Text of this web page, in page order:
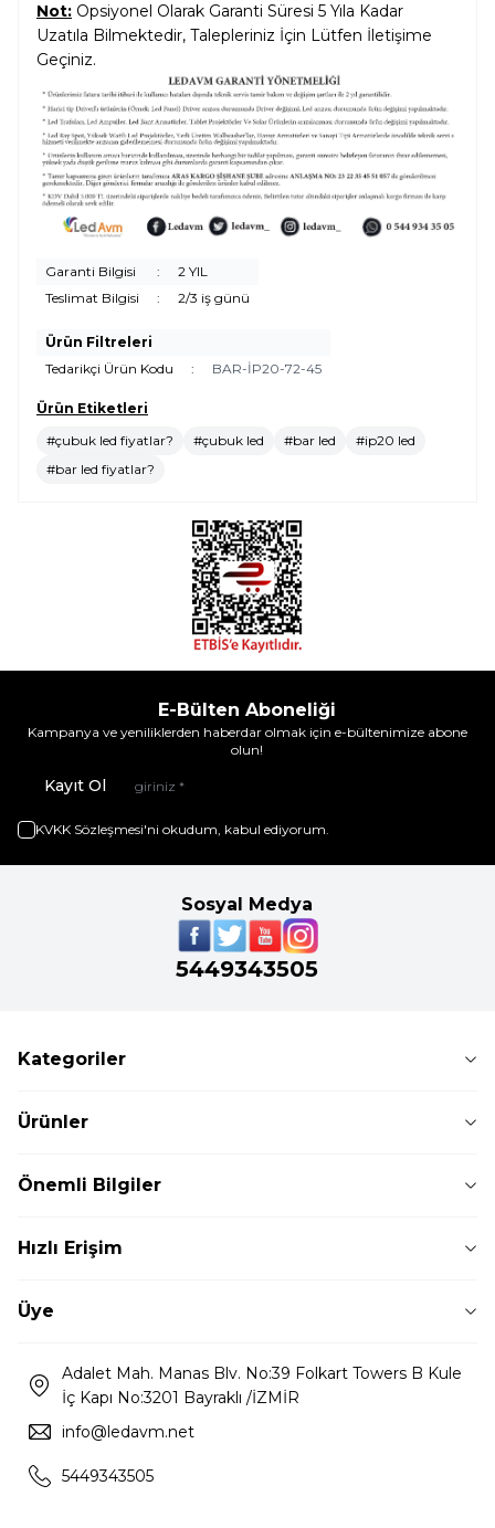
Not: Opsiyonel Olarak Garanti Süresi 5 Yıla Kadar
Uzatıla Bilmektedir, Talepleriniz İçin Lütfen İletişime
Geçiniz.
Garanti Bilgisi :
2 YIL
Teslimat Bilgisi
: 2/3 iş günü
Ürün Filtreleri
Tedarikçi Ürün Kodu
: BAR-İP20-72-45
Ürün Etiketleri
#çubuk led fiyatlar?
#çubuk led #bar led
#ip20 led
#bar led fiyatlar?
E-Bülten Aboneliği
Kampanya ve yeniliklerden haberdar olmak için e-bültenimize abone
olun!
Kayıt Ol
KVKK Sözleşmesi'ni okudum, kabul ediyorum.
Sosyal Medya
5449343505
Kategoriler
Ürünler
Önemli Bilgiler
Hızlı Erişim
Üye
Adalet Mah. Manas Blv. No:39 Folkart Towers B Kule
İç Kapı No:3201 Bayraklı /İZMİR
info@ledavm.net
5449343505